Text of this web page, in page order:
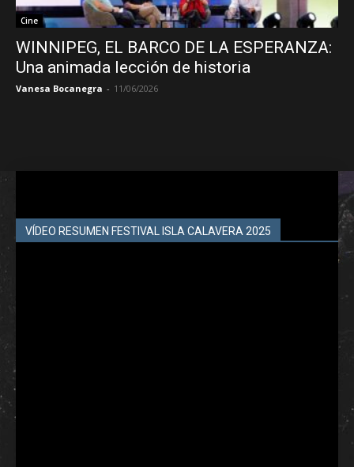
Cine
WINNIPEG, EL BARCO DE LA ESPERANZA:
Una animada lección de historia
Vanesa Bocanegra - 11/06/2026
VÍDEO RESUMEN FESTIVAL ISLA CALAVERA 2025